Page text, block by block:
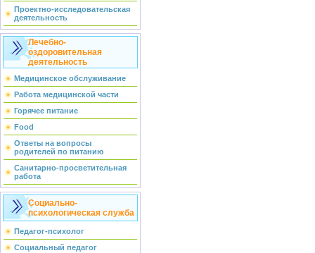
Проектно-исследовательская
деятельность
Лечебно-
оздоровительная
деятельность
Медицинское обслуживание
Работа медицинской части
Горячее питание
Food
Ответы на вопросы
родителей по питанию
Санитарно-просветительная
работа
Социально-
психологическая служба
Педагог-психолог
Социальный педагог